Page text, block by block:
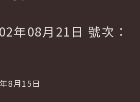
年08月21日 號次：
8月15日